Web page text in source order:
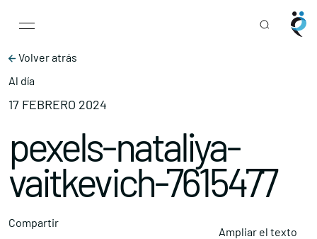
Main Navigation
Volver atrás
Al día
17 FEBRERO 2024
pexels-nataliya-
vaitkevich-7615477
Compartir
Ampliar el texto